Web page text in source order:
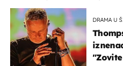
DRAMA U